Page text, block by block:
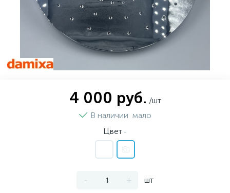
4 000 руб. /шт
В наличии мало
Цвет -
- + шт